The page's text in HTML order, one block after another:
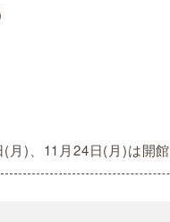
(月)、11月24日(月)は開館